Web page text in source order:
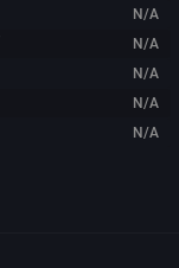
N/A
N/A
N/A
N/A
N/A